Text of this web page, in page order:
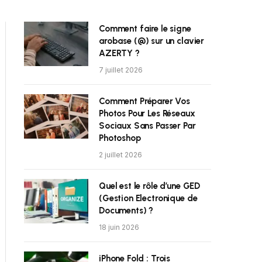
Comment faire le signe
arobase (@) sur un clavier
AZERTY ?
7 juillet 2026
Comment Préparer Vos
Photos Pour Les Réseaux
Sociaux Sans Passer Par
Photoshop
2 juillet 2026
Quel est le rôle d’une GED
(Gestion Electronique de
Documents) ?
18 juin 2026
iPhone Fold : Trois